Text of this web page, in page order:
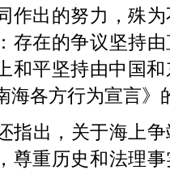
作出的努力，殊
存在的争议坚持
和平坚持由中国
海各方行为宣言》
指出，关于海上
尊重历史和法理